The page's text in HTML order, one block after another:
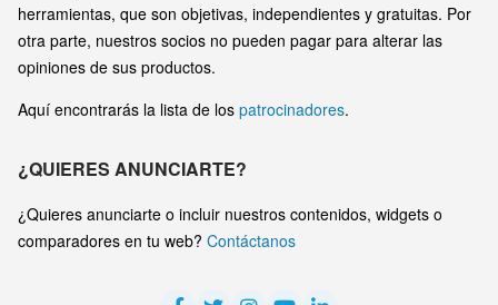
herramientas, que son objetivas, independientes y gratuitas. Por
otra parte, nuestros socios no pueden pagar para alterar las
opiniones de sus productos.
Aquí encontrarás la lista de los patrocinadores.
¿QUIERES ANUNCIARTE?
¿Quieres anunciarte o incluir nuestros contenidos, widgets o
comparadores en tu web? Contáctanos